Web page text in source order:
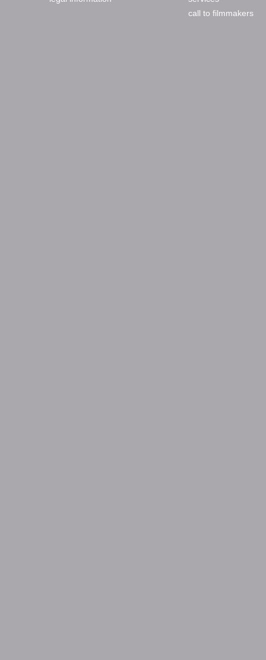
call to filmmakers